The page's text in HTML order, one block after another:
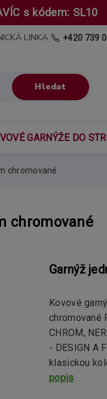
s kódem: SL10
Hledat
LINKA +420 739
GARNÝŽE DO
chromované
chromované
Garnýž
Kovové
chromované
CHROM,
- DESIGN A
klasickou
popis